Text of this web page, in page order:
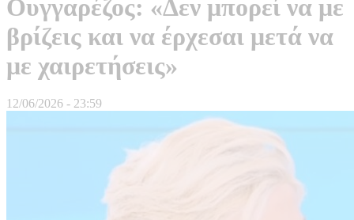
Ουγγαρέζος: «Δεν μπορεί να με
βρίζεις και να έρχεσαι μετά να
με χαιρετήσεις»
12/06/2026 - 23:59